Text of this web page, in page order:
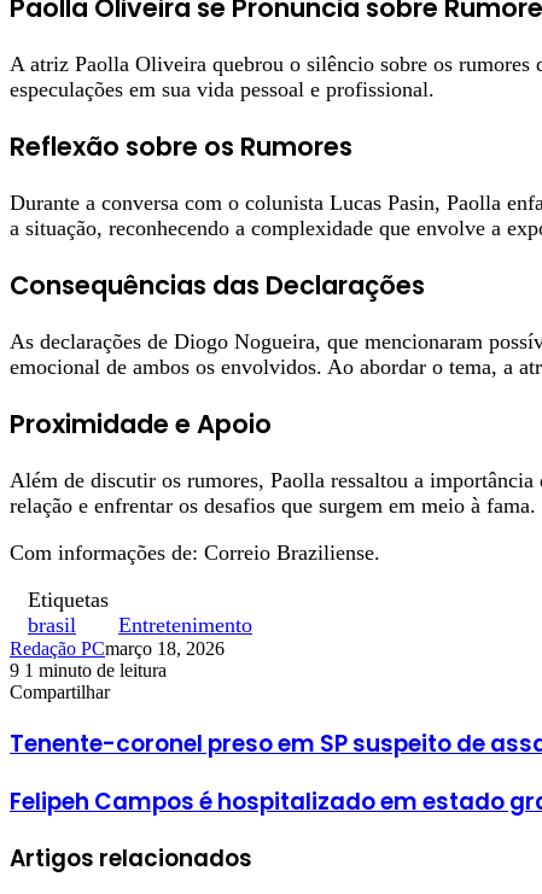
Paolla Oliveira se Pronuncia sobre
A atriz Paolla Oliveira quebrou o silêncio sobre os rumores
especulações em sua vida pessoal e profissional.
Reflexão sobre os Rumores
Durante a conversa com o colunista Lucas Pasin, Paolla
a situação, reconhecendo a complexidade que envolve a
Consequências das Declarações
As declarações de Diogo Nogueira, que mencionaram
emocional de ambos os envolvidos. Ao abordar o tema, a
Proximidade e Apoio
Além de discutir os rumores, Paolla ressaltou a
relação e enfrentar os desafios que surgem em meio à fama.
Com informações de: Correio Braziliense.
Etiquetas
brasil
Entretenimento
Redação PCmarço 18, 2026
9 1 minuto de leitura
Facebook
X
Linkedin
Pinterest
WhatsApp
Telegram
Compartilhar
Tenente-coronel preso em SP suspeito de
Felipeh Campos é hospitalizado em estado
Artigos relacionados